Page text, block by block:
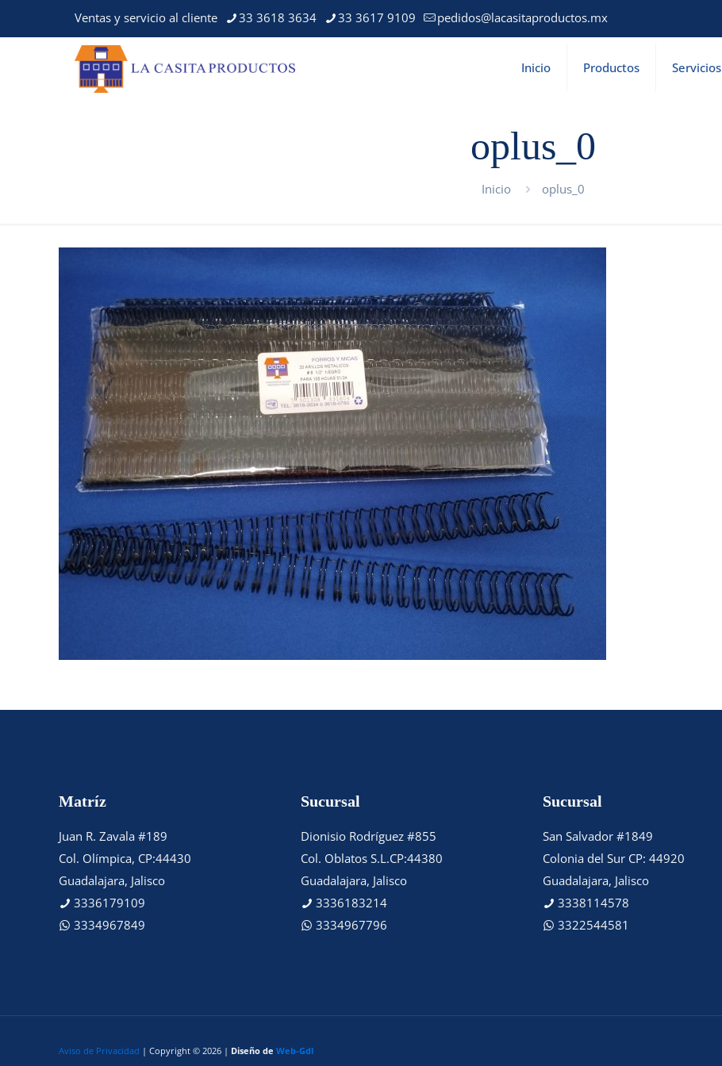
Ventas y servicio al cliente 33 3618 3634 33 3617 9109 pedidos@lacasitaproductos.mx
Inicio Productos Servicios
oplus_0
Inicio oplus_0
Matríz
Juan R. Zavala #189
Col. Olímpica, CP:44430
Guadalajara, Jalisco
3336179109
3334967849
Sucursal
Dionisio Rodríguez #855
Col. Oblatos S.L.CP:44380
Guadalajara, Jalisco
3336183214
3334967796
Sucursal
San Salvador #1849
Colonia del Sur CP: 44920
Guadalajara, Jalisco
3338114578
3322544581
Aviso de Privacidad | Copyright © 2026 | Diseño de Web-Gdl